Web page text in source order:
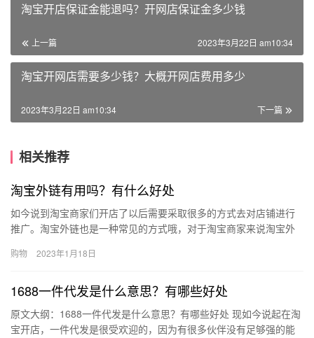
淘宝开店保证金能退吗？开网店保证金多少钱
上一篇 2023年3月22日 am10:34
淘宝开网店需要多少钱？大概开网店费用多少
下一篇
2023年3月22日 am10:34
相关推荐
淘宝外链有用吗？有什么好处
如今说到淘宝商家们开店了以后需要采取很多的方式去对店铺进行
推广。淘宝外链也是一种常见的方式哦，对于淘宝商家来说淘宝外
很复…
购物 2023年1月18日
1688一件代发是什么意思？有哪些好处
原文大纲：1688一件代发是什么意思？有哪些好处 现如今说起在淘
宝开店，一件代发是很受欢迎的，因为有很多伙伴没有足够强的能